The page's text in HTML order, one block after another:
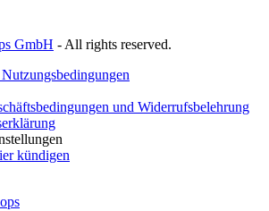
GmbH - All rights reserved.
und Widerrufsbelehrung
kündigen